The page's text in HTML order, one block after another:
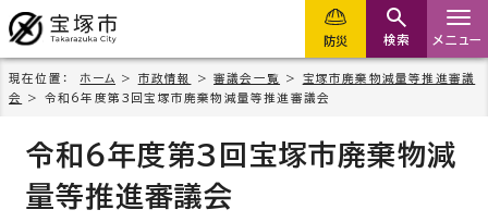
防災 検索 メニュー
現在位置： ホーム > 市政情報 >審議会一覧 > 宝塚市廃棄物減量等推進審議
会
> 令和6年度第3回宝塚市廃棄物減量等推進審議会
令和6年度第3回宝塚市廃棄物減
量等推進審議会